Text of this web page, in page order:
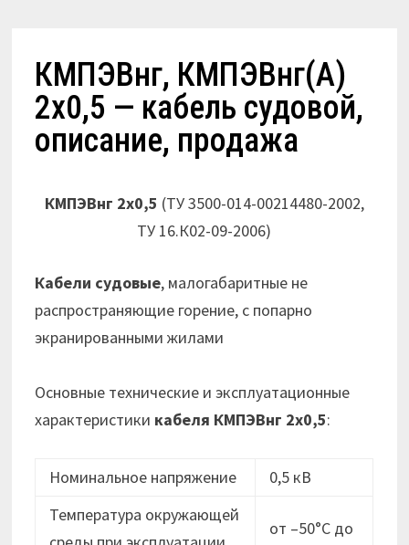
КМПЭВнг, КМПЭВнг(А)
2х0,5 — кабель судовой,
описание, продажа
КМПЭВнг 2х0,5 (ТУ 3500-014-00214480-2002,
ТУ 16.К02-09-2006)
Кабели судовые, малогабаритные не
распространяющие горение, с попарно
экранированными жилами
Основные технические и эксплуатационные
характеристики кабеля КМПЭВнг 2х0,5:
Номинальное напряжение
0,5 кВ
Температура окружающей
от –50°C до